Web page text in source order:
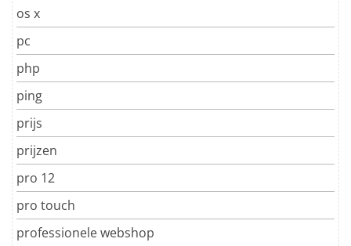
os x
pc
php
ping
prijs
prijzen
pro 12
pro touch
professionele webshop